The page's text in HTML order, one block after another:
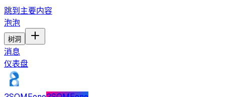
跳到主要内容
泡泡
树洞
消息
仪表盘